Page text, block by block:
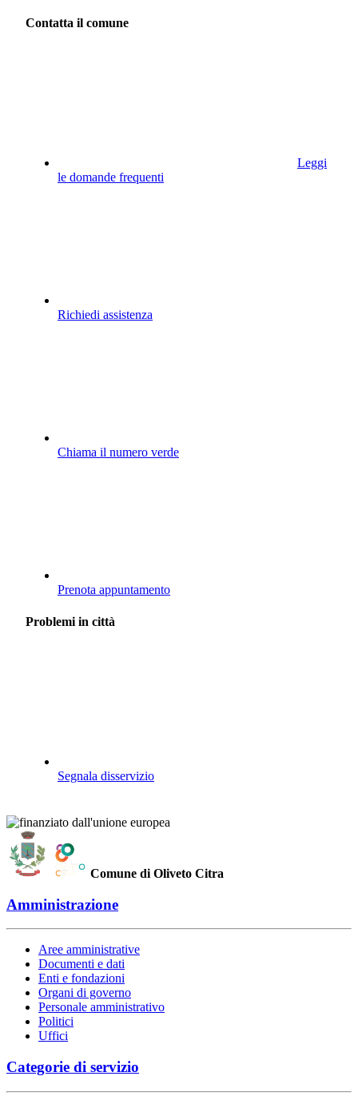
Contatta il comune
Leggi
le domande frequenti
Richiedi assistenza
Chiama il numero verde
Prenota appuntamento
Problemi in città
Segnala disservizio
Comune di Oliveto Citra
Amministrazione
Aree amministrative
Documenti e dati
Enti e fondazioni
Organi di governo
Personale amministrativo
Politici
Uffici
Categorie di servizio